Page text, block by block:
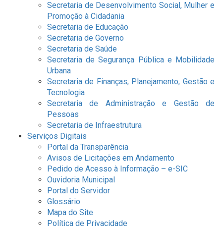
Secretaria de Desenvolvimento Social, Mulher e
Promoção à Cidadania
Secretaria de Educação
Secretaria de Governo
Secretaria de Saúde
Secretaria de Segurança Pública e Mobilidade
Urbana
Secretaria de Finanças, Planejamento, Gestão e
Tecnologia
Secretaria de Administração e Gestão de
Pessoas
Secretaria de Infraestrutura
Serviços Digitais
Portal da Transparência
Avisos de Licitações em Andamento
Pedido de Acesso à Informação – e-SIC
Ouvidoria Municipal
Portal do Servidor
Glossário
Mapa do Site
Política de Privacidade